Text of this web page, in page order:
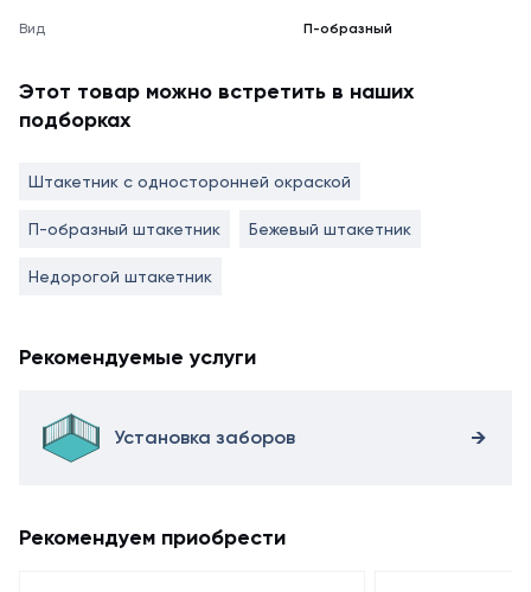
Вид П-образный
Этот товар можно встретить в наших
подборках
Штакетник с односторонней окраской
П-образный штакетник Бежевый штакетник
Недорогой штакетник
Рекомендуемые услуги
Установка заборов
Рекомендуем приобрести